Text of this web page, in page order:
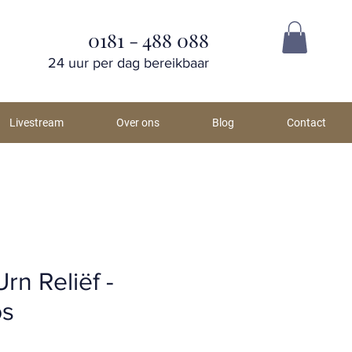
0181 - 488 088
24 uur per dag bereikbaar
Livestream Over ons Blog Contact
Reliëf -